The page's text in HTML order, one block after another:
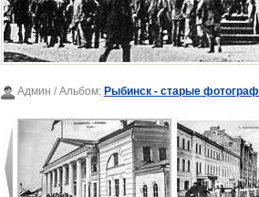
Админ / Альбом: Рыбинск - старые